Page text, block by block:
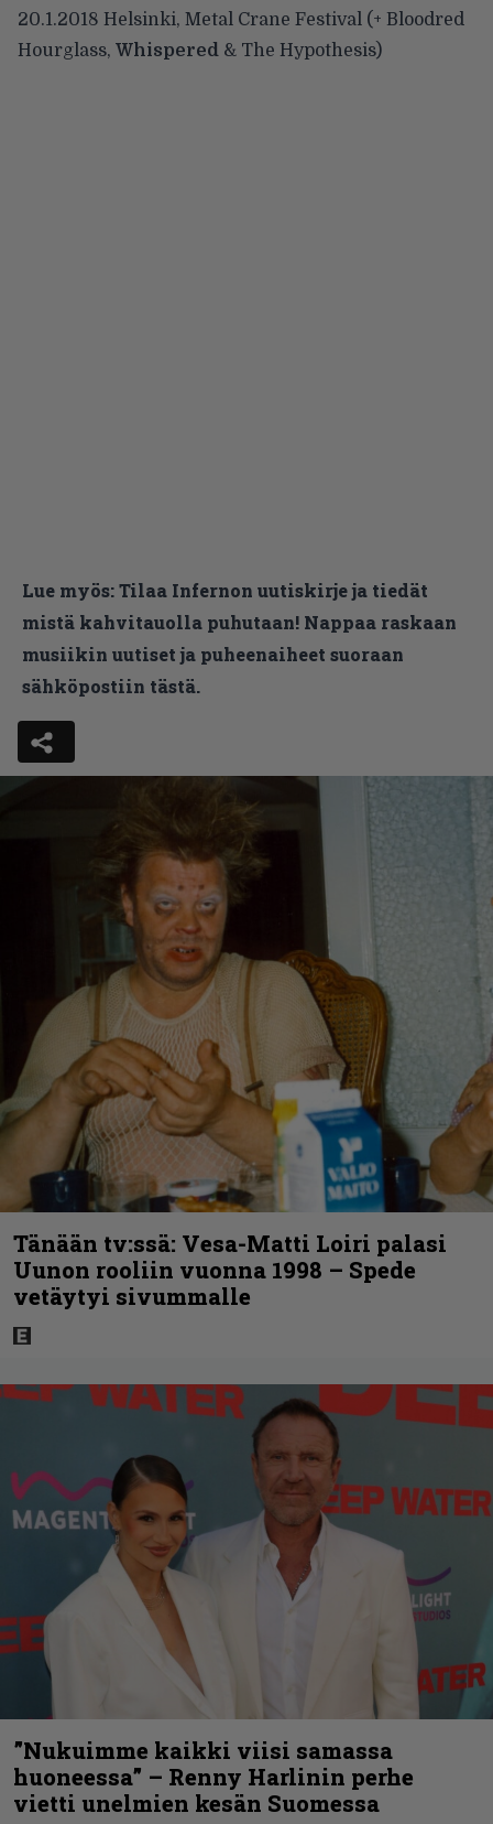
20.1.2018 Helsinki, Metal Crane Festival (+ Bloodred
Hourglass, Whispered & The Hypothesis)
Lue myös:Tilaa Infernon uutiskirje ja tiedät
mistä kahvitauolla puhutaan! Nappaa raskaan
musiikin uutiset ja puheenaiheet suoraan
sähköpostiin tästä.
Tänään tv:ssä: Vesa-Matti Loiri palasi
Uunon rooliin vuonna 1998 – Spede
vetäytyi sivummalle
”Nukuimme kaikki viisi samassa
huoneessa” – Renny Harlinin perhe
vietti unelmien kesän Suomessa